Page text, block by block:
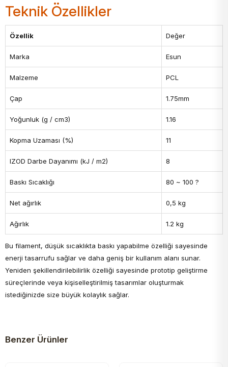
Teknik Özellikler
Özellik Değer
Marka Esun
Malzeme PCL
Çap 1.75mm
Yoğunluk (g / cm3) 1.16
Kopma Uzaması (%) 11
IZOD Darbe Dayanımı (kJ / m2) 8
Baskı Sıcaklığı 80 ~ 100 ?
Net ağırlık 0,5 kg
Ağırlık 1.2 kg
Bu filament, düşük sıcaklıkta baskı yapabilme özelliği sayesinde
enerji tasarrufu sağlar ve daha geniş bir kullanım alanı sunar.
Yeniden şekillendirilebilirlik özelliği sayesinde prototip geliştirme
süreçlerinde veya kişiselleştirilmiş tasarımlar oluşturmak
istediğinizde size büyük kolaylık sağlar.
Benzer Ürünler